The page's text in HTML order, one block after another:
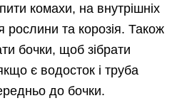
комахи, на внутрішніх
рослини та корозія. Також
бочки, щоб зібрати
є водосток і труба
до бочки.